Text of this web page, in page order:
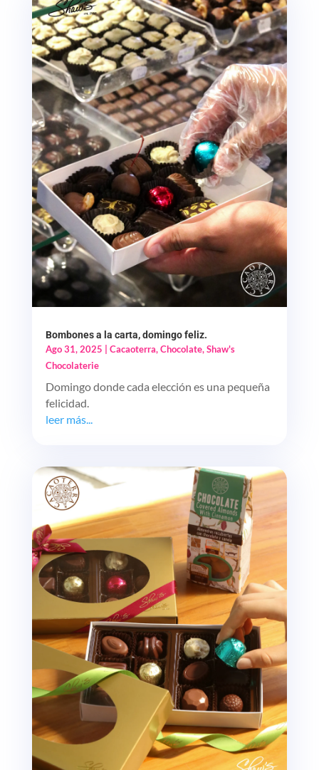
Bombones a la carta, domingo feliz.
Ago 31, 2025
Cacaoterra,Chocolate,Shaw's
Chocolaterie
Domingo donde cada elección es una pequeña
felicidad.
leer más...